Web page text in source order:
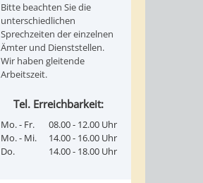
Bitte beachten Sie die
unterschiedlichen
Sprechzeiten der einzelnen
Ämter und Dienststellen.
Wir haben gleitende
Arbeitszeit.
Tel. Erreichbarkeit:
Mo. - Fr.
08.00 - 12.00 Uhr
Mo. - Mi.
14.00 - 16.00 Uhr
Do.
14.00 - 18.00 Uhr